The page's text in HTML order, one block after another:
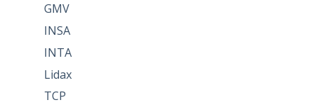
GMV
INSA
INTA
Lidax
TCP